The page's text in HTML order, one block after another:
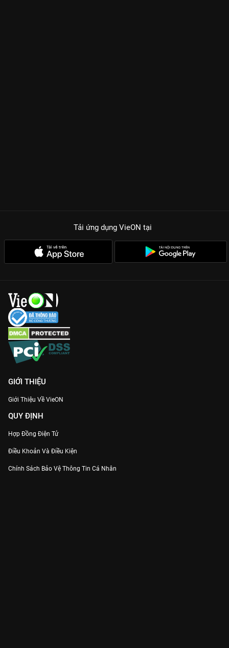
Tải ứng dụng VieON tại
GIỚI THIỆU
Giới Thiệu Về VieON
QUY ĐỊNH
Hợp Đồng Điện Tử
Điều Khoản Và Điều Kiện
Chính Sách Bảo Vệ Thông Tin Cá Nhân